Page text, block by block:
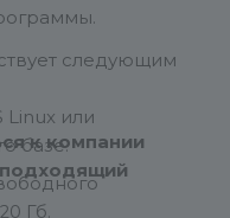
следующим
Linux или
базе.
Гб.
к компании